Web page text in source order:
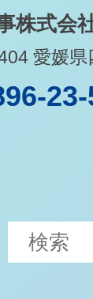
株式会
愛媛